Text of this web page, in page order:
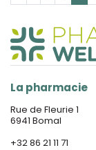
La pharmacie
Rue de Fleurie 1
6941 Bomal
+32 86 21 11 71